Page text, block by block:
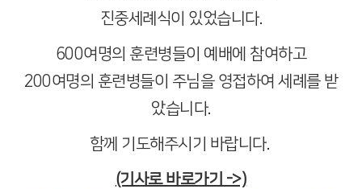
진중세례식이 있었습니다.
600여명의 훈련병들이 예배에 참여하고
200여명의 훈련병들이 주님을 영접하여 세례를 받
았습니다.
함께 기도해주시기 바랍니다.
(기사로 바로가기 ->)